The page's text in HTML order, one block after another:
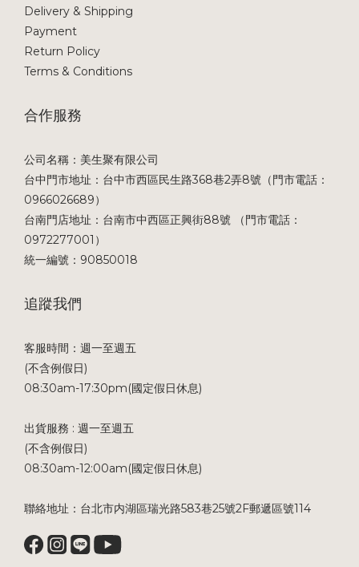
Delivery & Shipping
Payment
Return Policy
Terms & Conditions
合作服務
公司名稱：美生聚有限公司
台中門市地址：台中市西區民生路368巷2弄8號（門市電話：
0966026689）
台南門店地址：台南市中西區正興街88號 （門市電話：
0972277001）
統一編號：90850018
追蹤我們
客服時間：週一至週五
(不含例假日)
08:30am-17:30pm(國定假日休息)
出貨服務 : 週一至週五
(不含例假日)
08:30am-12:00am(國定假日休息)
聯絡地址：台北市内湖區瑞光路583巷25號2F郵遞區號114